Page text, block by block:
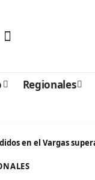
Regionales
en el Vargas